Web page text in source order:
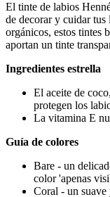
El tinte de labios
de decorar y cuidar
orgánicos, estos tintes
aportan un tinte
Ingredientes estrella
El aceite de
protegen los
La vitamina E
Guía de colores
Bare - un
color 'apenas
Coral - un suave